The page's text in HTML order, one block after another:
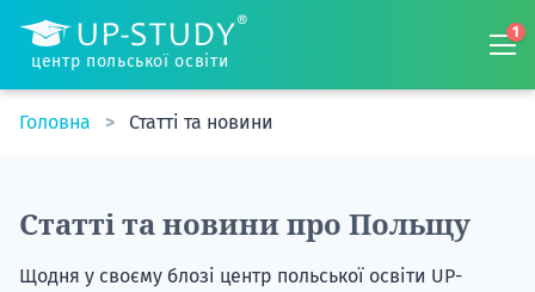
центр польської освіти
1
Головна Статті та новини
Статті та новини про Польщу
Щодня у своєму блозі центр польської освіти UP-